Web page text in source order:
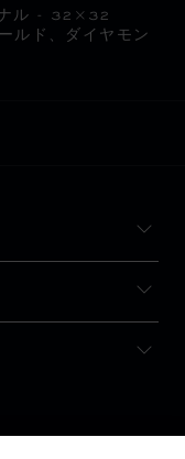
ナル - 32×32
ルド、ダイヤモン
更)